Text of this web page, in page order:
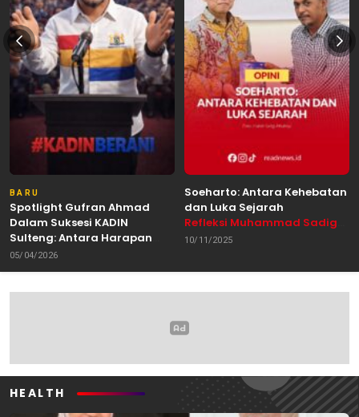
BARU
Spotlight Gufran Ahmad
Dalam Suksesi KADIN
Sulteng: Antara Harapan
dan Kebutuhan Perubahan
Oleh: Anshar Munir
05/04/2026
Soeharto: Antara Kehebatan
dan Luka Sejarah
Refleksi Muhammad Sadig
Alhabsyie, Akademisi UIN
Pemerhati Gerakan
10/11/2025
HEALTH